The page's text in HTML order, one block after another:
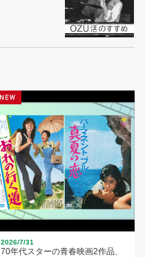
2026/7/31
70年代スターの青春映画2作品、